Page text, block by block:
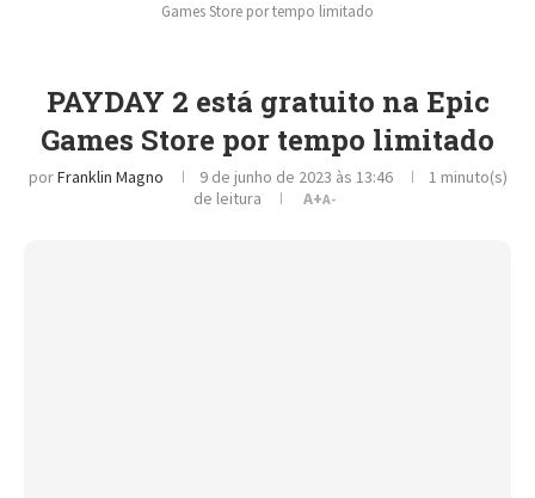
Games Store por tempo limitado
PAYDAY 2 está gratuito na Epic
Games Store por tempo limitado
porFranklin Magno 9 de junho de 2023 às 13:46
1 minuto(s)
de leitura
A+A-